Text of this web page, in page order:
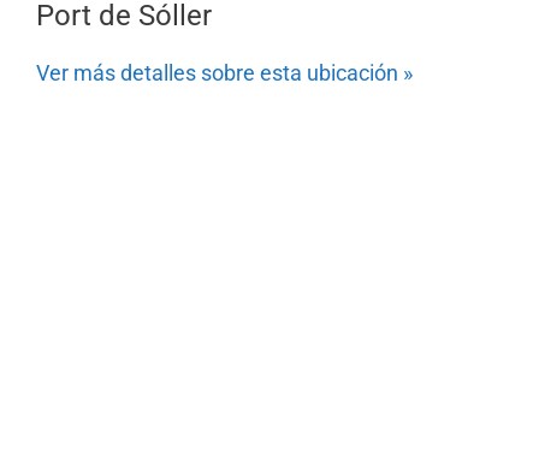
Port de Sóller
Ver más detalles sobre esta ubicación »